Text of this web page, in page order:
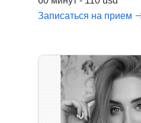
Записаться на прием